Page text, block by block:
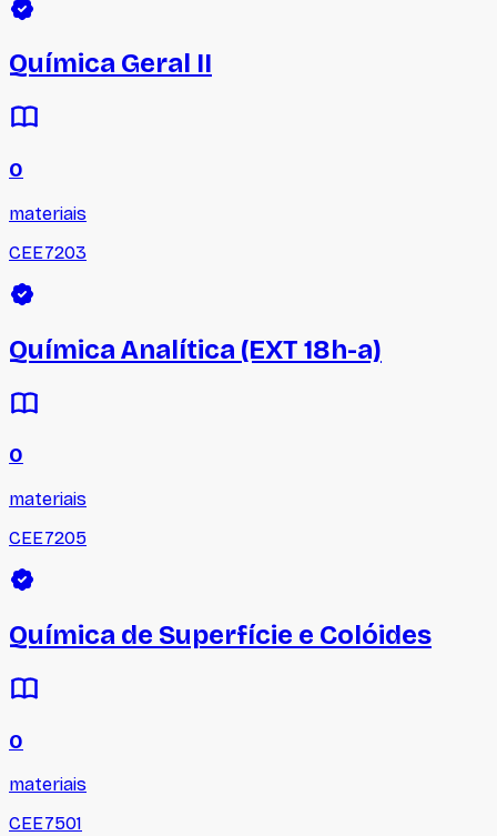
Química Geral II
0
materiais
CEE7203
Química Analítica (EXT 18h-a)
0
materiais
CEE7205
Química de Superfície e Colóides
0
materiais
CEE7501